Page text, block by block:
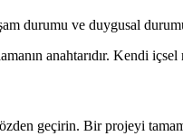
durumu ve duygusal
anahtarıdır. Kendi
geçirin. Bir projeyi